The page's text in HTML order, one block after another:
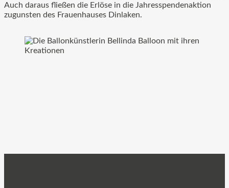
Auch daraus fließen die Erlöse in die Jahresspendenaktion
zugunsten des Frauenhauses Dinlaken.